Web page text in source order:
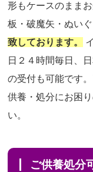
形もケースのまま
板・破魔矢・ぬい
致しております。
日２４時間毎日、
の受付も可能です
供養・処分にお困
い。
ご供養処